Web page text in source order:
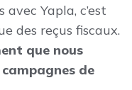
Yapla, c’est
des reçus fiscaux.
que nous
de